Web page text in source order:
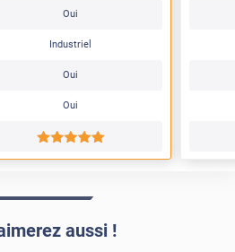
Oui
Industriel
Oui
Oui
*****
aussi !